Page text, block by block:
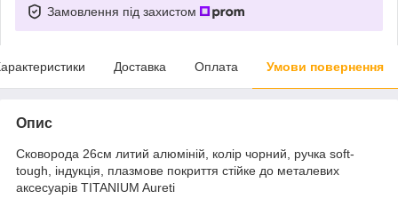
Замовлення під захистом
Доставка Оплата Умови повернення
Опис
Сковорода 26см литий алюміній, колір чорний, ручка soft-
tough, індукція, плазмове покриття стійке до металевих
аксесуарів TITANIUM Aureti